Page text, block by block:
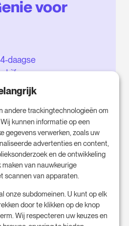
voor
daagse
een
gratis
te
andere trackingtechnologieën om
kunnen informatie op een
gegevens verwerken, zoals uw
advertenties en content,
en de ontwikkeling
van nauwkeurige
scannen van apparaten.
onze subdomeinen. U kunt op elk
door te klikken op de knop
Wij respecteren uw keuzes en